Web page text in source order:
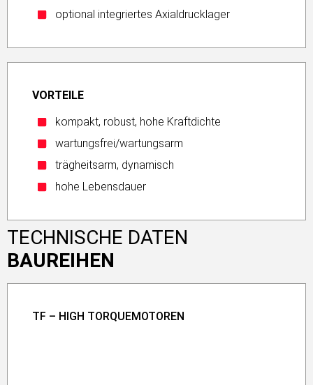
optional integriertes Axialdrucklager
VORTEILE
kompakt, robust, hohe Kraftdichte
wartungsfrei/wartungsarm
trägheitsarm, dynamisch
hohe Lebensdauer
TECHNISCHE DATEN
BAUREIHEN
TF – HIGH TORQUEMOTOREN